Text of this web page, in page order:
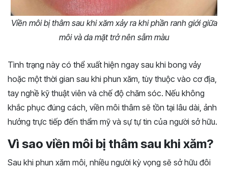
Viền môi bị thâm sau khi xăm xảy ra khi phần ranh giới giữa
môi và da mặt trở nên sẫm màu
Tình trạng này có thể xuất hiện ngay sau khi bong vảy
hoặc một thời gian sau khi phun xăm, tùy thuộc vào cơ địa,
tay nghề kỹ thuật viên và chế độ chăm sóc. Nếu không
khắc phục đúng cách, viền môi thâm sẽ tồn tại lâu dài, ảnh
hưởng trực tiếp đến thẩm mỹ và sự tự tin của người sở hữu.
Vì sao viền môi bị thâm sau khi xăm?
Sau khi phun xăm môi, nhiều người kỳ vọng sẽ sở hữu đôi